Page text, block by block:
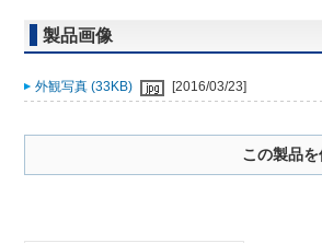
製品画像
外観写真 (33KB) [2016/03/23]
この製品